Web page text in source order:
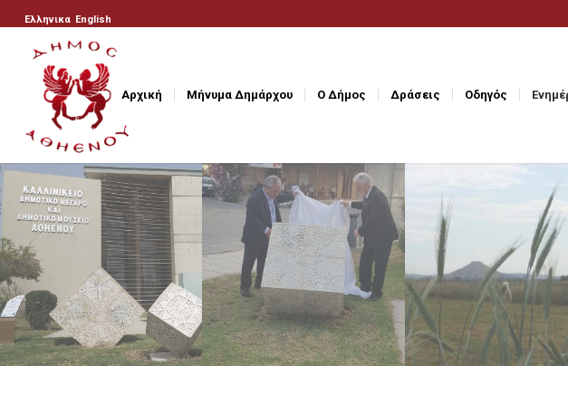
Ελληνικα English
Αρχική Μήνυμα Δημάρχου Ο Δήμος Δράσεις Οδηγός